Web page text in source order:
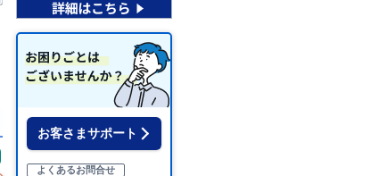
お客さまサポート
よくあるお問合せ